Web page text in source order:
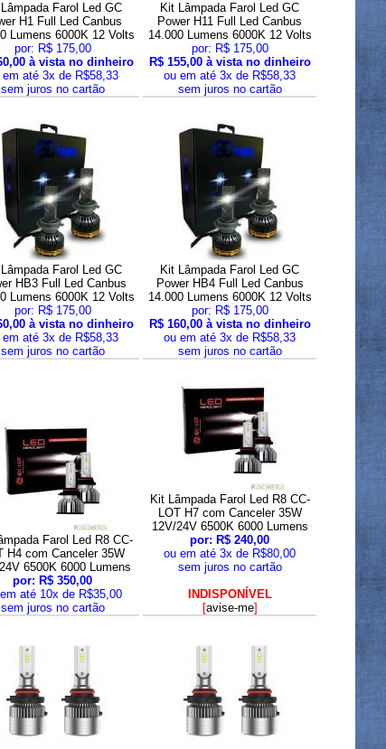
Farol Led GC
H1 Full Led Canbus
Lumens 6000K 12 Volts
por: R$ 175,00
à vista no dinheiro
em até 3x de R$58,33
sem juros no cartão
Kit Lâmpada Farol Led GC
Power H11 Full Led Canbus
14.000 Lumens 6000K 12 Volts
por: R$ 175,00
R$ 155,00 à vista no dinheiro
ou em até 3x de R$58,33
sem juros no cartão
Farol Led GC
HB3 Full Led Canbus
Lumens 6000K 12 Volts
por: R$ 175,00
à vista no dinheiro
em até 3x de R$58,33
sem juros no cartão
Kit Lâmpada Farol Led GC
Power HB4 Full Led Canbus
14.000 Lumens 6000K 12 Volts
por: R$ 175,00
R$ 160,00 à vista no dinheiro
ou em até 3x de R$58,33
sem juros no cartão
Farol Led R8 CC-
H4 com Canceler 35W
6500K 6000 Lumens
por: R$ 350,00
até 10x de R$35,00
sem juros no cartão
Kit Lâmpada Farol Led R8 CC-
LOT H7 com Canceler 35W
12V/24V 6500K 6000 Lumens
por: R$ 240,00
ou em até 3x de R$80,00
sem juros no cartão
INDISPONÍVEL
[avise-me]